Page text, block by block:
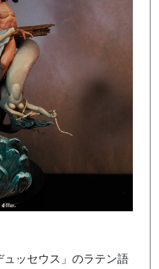
ッセウス」のラテン語